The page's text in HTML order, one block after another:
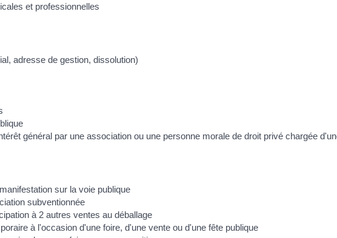
et professionnelles
adresse de gestion, dissolution)
général par une association ou une personne morale de droit privé chargée
sur la voie publique
subventionnée
à 2 autres ventes au déballage
à l'occasion d'une foire, d'une vente ou d'une fête publique